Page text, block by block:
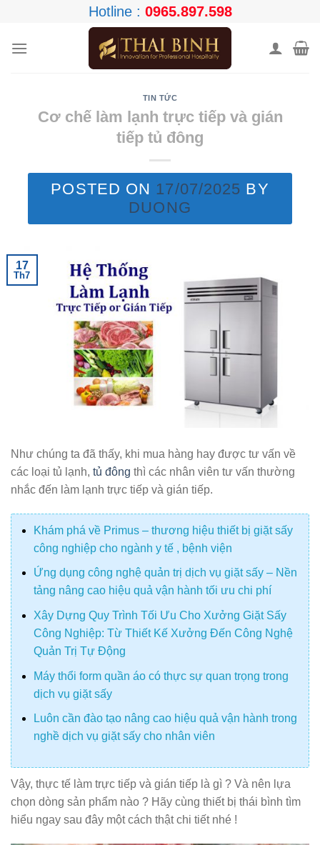
content
Hotline : 0965.897.598
TIN TỨC
Cơ chế làm lạnh trực tiếp và gián
tiếp tủ đông
POSTED ON 17/07/2025 BY
DUONG
17
Th7
Như chúng ta đã thấy, khi mua hàng hay được tư vấn về
các loại tủ lạnh, tủ đông thì các nhân viên tư vấn thường
nhắc đến làm lạnh trực tiếp và gián tiếp.
Khám phá về Primus – thương hiệu thiết bị giặt sấy
công nghiệp cho ngành y tế , bệnh viện
Ứng dụng công nghệ quản trị dịch vụ giặt sấy – Nền
tảng nâng cao hiệu quả vận hành tối ưu chi phí
Xây Dựng Quy Trình Tối Ưu Cho Xưởng Giặt Sấy
Công Nghiệp: Từ Thiết Kế Xưởng Đến Công Nghệ
Quản Trị Tự Động
Máy thổi form quần áo có thực sự quan trọng trong
dịch vụ giặt sấy
Luôn cần đào tạo nâng cao hiệu quả vận hành trong
nghề dịch vụ giặt sấy cho nhân viên
Vậy, thực tế làm trực tiếp và gián tiếp là gì ? Và nên lựa
chọn dòng sản phẩm nào ? Hãy cùng thiết bị thái bình tìm
hiểu ngay sau đây một cách thật chi tiết nhé !